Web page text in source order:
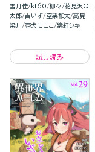
雪月佳 kt60 柳々 花見沢Q
太郎 吉いず 空栗和太 高見
梁川
壱犬にここ 紫紅シキ
試し読み